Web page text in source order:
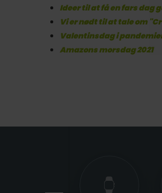
Ideer til at få en fars dag
Vi er nødt til at tale om
Valentinsdag i
Amazons morsdag 2021